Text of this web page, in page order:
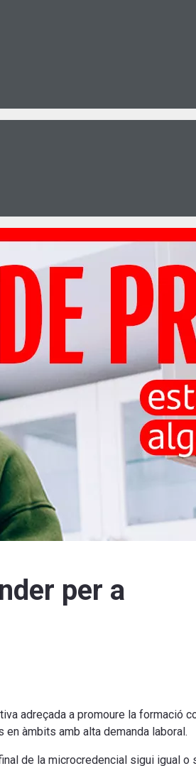
per a
adreçada a promoure la formació
àmbits amb alta demanda laboral.
de la microcredencial sigui igual o